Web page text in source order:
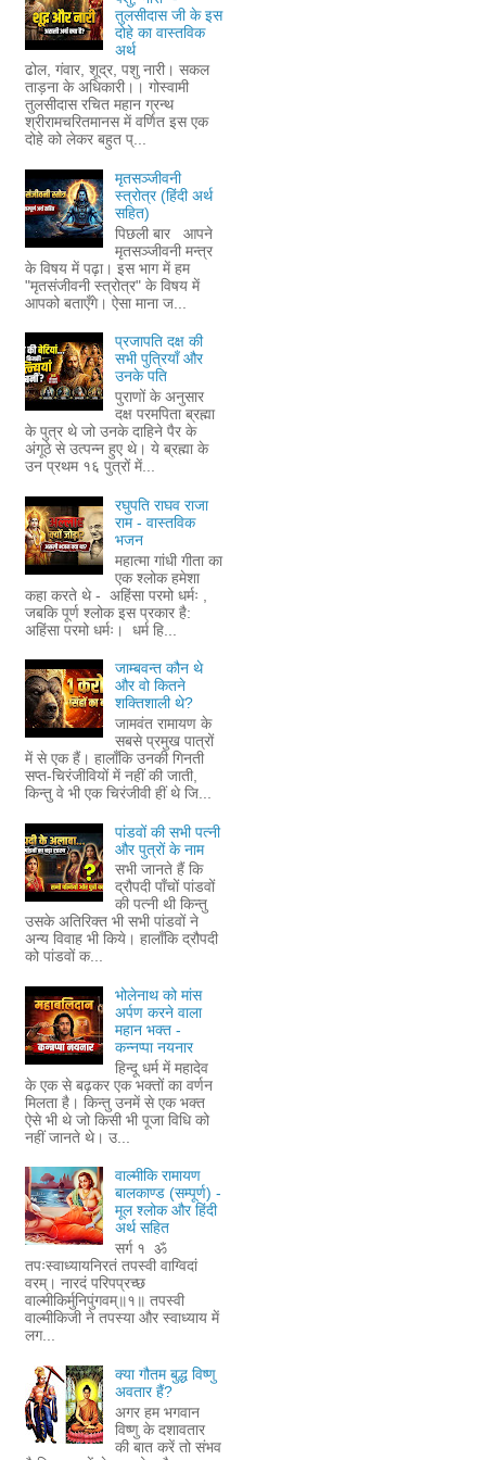
तुलसीदास जी के इस
दोहे का वास्तविक
अर्थ
ढोल, गंवार, शूद्र, पशु नारी। सकल
ताड़ना के अधिकारी।। गोस्वामी
तुलसीदास रचित महान ग्रन्थ
श्रीरामचरितमानस में वर्णित इस एक
दोहे को लेकर बहुत प्...
मृतसञ्जीवनी
स्त्रोत्र (हिंदी अर्थ
सहित)
पिछली बार आपने
मृतसञ्जीवनी मन्त्र
के विषय में पढ़ा। इस भाग में हम
"मृतसंजीवनी स्त्रोत्र" के विषय में
आपको बताएँगे। ऐसा माना ज...
प्रजापति दक्ष की
सभी पुत्रियाँ और
उनके पति
पुराणों के अनुसार
दक्ष परमपिता ब्रह्मा
के पुत्र थे जो उनके दाहिने पैर के
अंगूठे से उत्पन्न हुए थे। ये ब्रह्मा के
उन प्रथम १६ पुत्रों में...
रघुपति राघव राजा
राम - वास्तविक
भजन
महात्मा गांधी गीता का
एक श्लोक हमेशा
कहा करते थे - अहिंसा परमो धर्मः ,
जबकि पूर्ण श्लोक इस प्रकार है:
अहिंसा परमो धर्मः। धर्म हि...
जाम्बवन्त कौन थे
और वो कितने
शक्तिशाली थे?
जामवंत रामायण के
सबसे प्रमुख पात्रों
में से एक हैं। हालाँकि उनकी गिनती
सप्त-चिरंजीवियों में नहीं की जाती,
किन्तु वे भी एक चिरंजीवी हीं थे जि...
पांडवों की सभी पत्नी
और पुत्रों के नाम
सभी जानते हैं कि
द्रौपदी पाँचों पांडवों
की पत्नी थी किन्तु
उसके अतिरिक्त भी सभी पांडवों ने
अन्य विवाह भी किये। हालाँकि द्रौपदी
को पांडवों क...
भोलेनाथ को मांस
अर्पण करने वाला
महान भक्त -
कन्नप्पा नयनार
हिन्दू धर्म में महादेव
के एक से बढ़कर एक भक्तों का वर्णन
मिलता है। किन्तु उनमें से एक भक्त
ऐसे भी थे जो किसी भी पूजा विधि को
नहीं जानते थे। उ...
वाल्मीकि रामायण
बालकाण्ड (सम्पूर्ण) -
मूल श्लोक और हिंदी
अर्थ सहित
सर्ग १ ॐ
तपःस्वाध्यायनिरतं तपस्वी वाग्विदां
वरम्। नारदं परिपप्रच्छ
वाल्मीकिर्मुनिपुंगवम्॥१॥ तपस्वी
वाल्मीकिजी ने तपस्या और स्वाध्याय में
लग...
क्या गौतम बुद्ध विष्णु
अवतार हैं?
अगर हम भगवान
विष्णु के दशावतार
की बात करें तो संभव